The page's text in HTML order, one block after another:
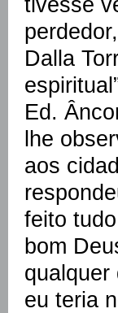
Dalla
Ed.
lhe
aos
feito
bom
qualquer
eu teria